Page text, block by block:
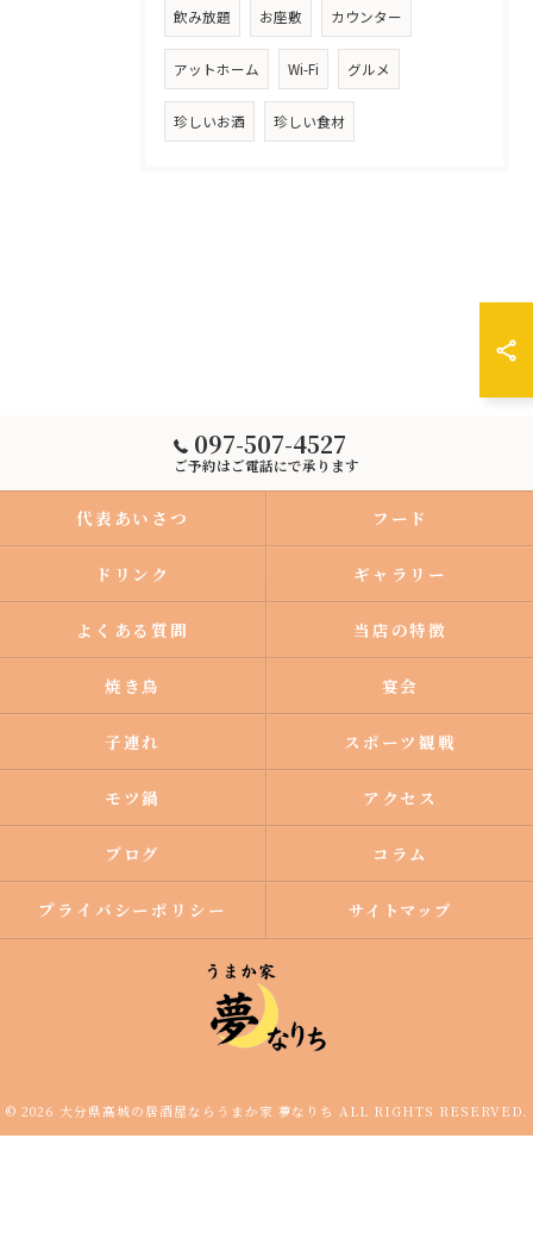
飲み放題 お座敷 カウンター
アットホーム Wi-Fi グルメ
珍しいお酒 珍しい食材
097-507-4527
ご予約はご電話にで承ります
代表あいさつ フード
ドリンク ギャラリー
よくある質問 当店の特徴
焼き鳥 宴会
子連れ スポーツ観戦
モツ鍋 アクセス
ブログ コラム
プライバシーポリシー サイトマップ
© 2026 大分県高城の居酒屋ならうまか家 夢なりち ALL RIGHTS RESERVED.